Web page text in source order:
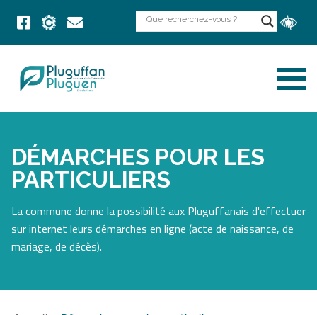
DÉMARCHES POUR LES
PARTICULIERS
La commune donne la possibilité aux Pluguffanais d'effectuer
sur internet leurs démarches en ligne (acte de naissance, de
mariage, de décès).